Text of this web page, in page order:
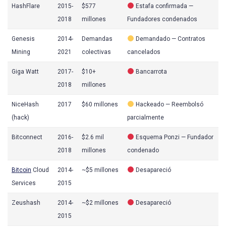
HashFlare
2015-
2018
$577
millones
Estafa confirmada —
Fundadores condenados
Genesis
Mining
2014-
2021
Demandas
colectivas
Demandado — Contratos
cancelados
Giga Watt
2017-
2018
$10+
millones
Bancarrota
NiceHash
(hack)
2017 $60 millones
Hackeado — Reembolsó
parcialmente
Bitconnect
2016-
2018
$2.6 mil
millones
Esquema Ponzi — Fundador
condenado
Bitcoin Cloud
Services
2014-
2015
~$5 millones Desapareció
Zeushash
2014-
2015
~$2 millones Desapareció